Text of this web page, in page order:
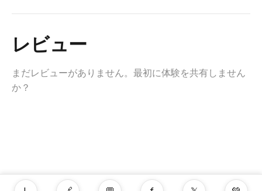
レビュー
まだレビューがありません。最初に体験を共有しません
か？